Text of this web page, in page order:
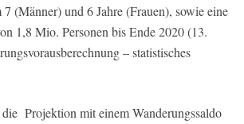
(Männer) und 6 Jahre (Frauen), sowie eine
1,8 Mio. Personen bis Ende 2020 (13.
– statistisches
Projektion mit einem Wanderungssaldo